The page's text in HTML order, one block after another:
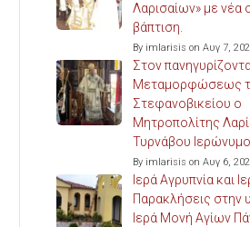
Λαρισαίων» με νέα
βάπτιση.
By imlarisis on Αυγ 7,
Στον
Μεταμορφώσεως
Στεφανοβικείου ο
Μητροπολίτης
Τυρνάβου
By imlarisis on Αυγ 6,
Ιερά Αγρυπνία και
Παρακλήσεις στην
Ιερά Μονή Αγίων